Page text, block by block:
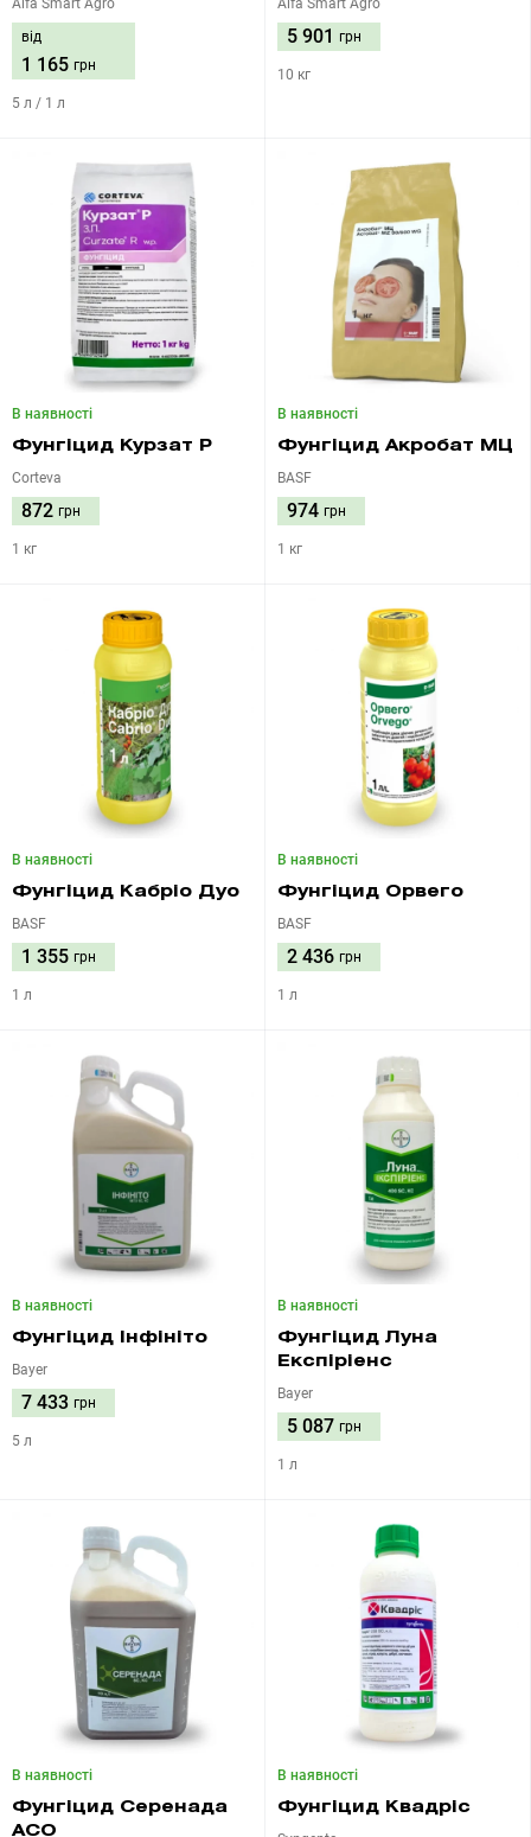
Alfa Smart Agro
від
1 165 грн
5 л / 1 л
Alfa Smart Agro
5 901 грн
10 кг
В наявності
Фунгіцид Курзат Р
Corteva
872 грн
1 кг
В наявності
Фунгіцид Акробат МЦ
BASF
974 грн
1 кг
В наявності
Фунгіцид Кабріо Дуо
BASF
1 355 грн
1 л
В наявності
Фунгіцид Орвего
BASF
2 436 грн
1 л
В наявності
Фунгіцид Інфініто
Bayer
7 433 грн
5 л
В наявності
Фунгіцид Луна
Експіріенс
Bayer
5 087 грн
1 л
В наявності
Фунгіцид Серенада
ACO
В наявності
Фунгіцид Квадріс